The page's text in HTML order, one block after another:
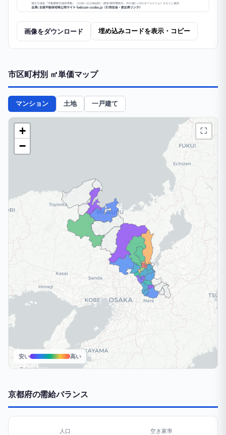
画像をダウンロード 埋め込みコードを表示・コピー
市区町村別 ㎡単価マップ
マンション 土地 一戸建て
+
−
⛶
安い 高い
京都府の需給バランス
人口 空き家率